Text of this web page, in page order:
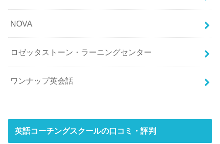
NOVA
ロゼッタストーン・ラーニングセンター
ワンナップ英会話
英語コーチングスクールの口コミ・評判